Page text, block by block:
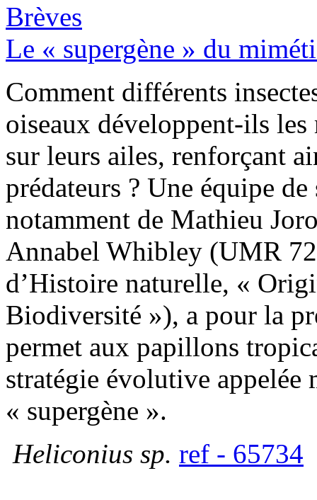
Brèves
Le « supergène » du
Comment différents
oiseaux développent-ils les
sur leurs ailes, renforçant
prédateurs ? Une équipe
notamment de Mathieu
Annabel Whibley (UMR
d’Histoire naturelle, «
Biodiversité »), a pour la
permet aux papillons
stratégie évolutive
« supergène ».
Heliconius sp. ref - 65734